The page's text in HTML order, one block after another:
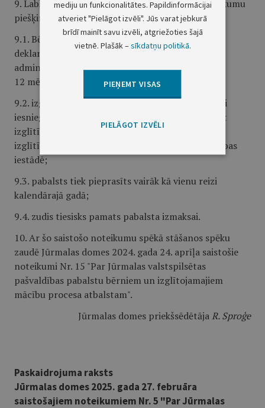
9. Labklājības pārvalde pieņem lēmumu par atteikumu
piešķirt Pabalstu, ja:
9.1. Bērna vai izglītojamā pamata dzīvesvieta nav
deklarēta Jūrmalas valstspilsētas pašvaldības
administratīvajā teritorijā nepārtraukti vismaz
12 mēnešus pirms pabalsta pieprasīšanas;
9.2. izglītojamais iesnieguma pabalsta saņemšanai
iesniegšanas brīdī neiegūst vai ir pārtraucis apgūt
izglītību Latvijas Republikā akreditētā un Valsts
izglītības informācijas sistēmā reģistrētajā izglītības
iestādē;
9.3. pabalsts tiek pieprasīts vairāk kā vienu reizi
kalendārajā gadā;
9.4. zudis tiesisks pamats pabalsta izmaksai.
10. Ar šo saistošo noteikumu spēkā stāšanos spēku
zaudē Jūrmalas domes 2024. gada 24. aprīļa saistošie
noteikumi Nr. 15 "Par Jūrmalas valstspilsētas
pašvaldības pabalstu bērniem un izglītojamajiem
mācību procesa atbalstam".
Jūrmalas domes priekšsēdētājaR. Sproģe
Paskaidrojuma raksts
Jūrmalas domes 2025. gada 27. februāra
saistošajiem noteikumiem Nr. 5 "Par Jūrmalas
mediju un funkcionalitātes. Papildinformācijai
atveriet "Pielāgot izvēli". Jūs varat jebkurā
brīdī mainīt savu izvēli, atgriežoties šajā
vietnē. Plašāk –sīkdatņu politikā.
PIEŅEMT VISAS
PIELĀGOT IZVĒLI